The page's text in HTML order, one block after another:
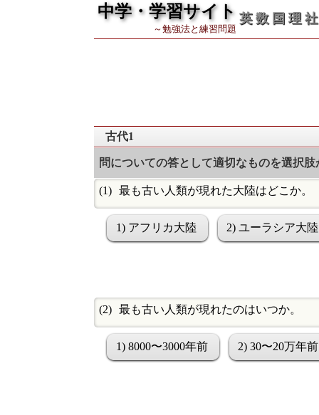
中学・学習サイト
～勉強法と練習問題
英 数 国 理 社
古代1
問についての答として適切なものを選択肢
最も古い人類が現れた大陸はどこか。
1) アフリカ大陸 2) ユーラシア大陸
最も古い人類が現れたのはいつか。
1) 8000〜3000年前 2) 30〜20万年前